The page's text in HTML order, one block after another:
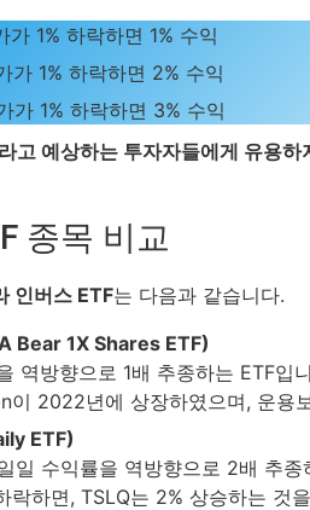
가 1% 하락하면 1% 수익
가 1% 하락하면 2% 수익
가 1% 하락하면 3% 수익
고 예상하는 투자자들에게 유용
종목 비교
인버스 ETF는 다음과 같습니다.
Bear 1X Shares ETF)
역방향으로 1배 추종하는 ETF입
2022년에 상장하였으며, 운용
ETF)
일 수익률을 역방향으로 2배 추종
락하면, TSLQ는 2% 상승하는 것